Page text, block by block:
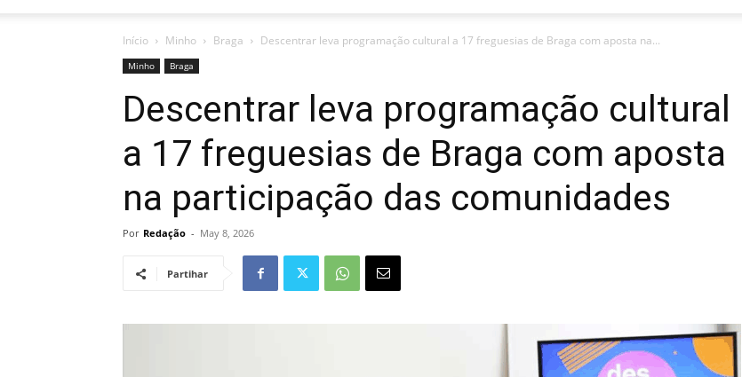
Início Minho Braga Descentrar leva programação cultural a 17 freguesias de Braga com aposta na...
Minho Braga
Descentrar leva programação cultural
a 17 freguesias de Braga com aposta
na participação das comunidades
Por Redação - May 8, 2026
Partihar